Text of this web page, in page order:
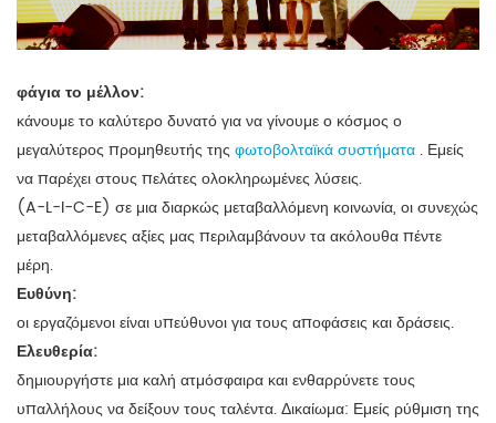
φάγια το μέλλον:
κάνουμε το καλύτερο δυνατό για να γίνουμε ο κόσμος ο
μεγαλύτερος προμηθευτής τηςφωτοβολταϊκά συστήματα . Εμείς
να παρέχει στους πελάτες ολοκληρωμένες λύσεις.
(A-L-I-C-E) σε μια διαρκώς μεταβαλλόμενη κοινωνία, οι συνεχώς
μεταβαλλόμενες αξίες μας περιλαμβάνουν τα ακόλουθα πέντε
μέρη.
Ευθύνη:
οι εργαζόμενοι είναι υπεύθυνοι για τους αποφάσεις και δράσεις.
Ελευθερία:
δημιουργήστε μια καλή ατμόσφαιρα και ενθαρρύνετε τους
υπαλλήλους να δείξουν τους ταλέντα. Δικαίωμα: Εμείς ρύθμιση της